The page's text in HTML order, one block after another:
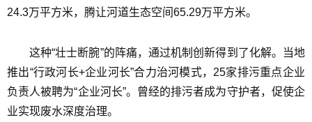
24.3万平方米，腾让河道生态空间65.29万平方米。
这种“壮士断腕”的阵痛，通过机制创新得到了化解。当地
推出“行政河长+企业河长”合力治河模式，25家排污重点企业
负责人被聘为“企业河长”。曾经的排污者成为守护者，促使企
业实现废水深度治理。